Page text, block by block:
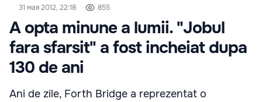
31 мая 2012, 22:18 855
A opta minune a lumii. "Jobul
fara sfarsit" a fost incheiat dupa
130 de ani
Ani de zile, Forth Bridge a reprezentat o